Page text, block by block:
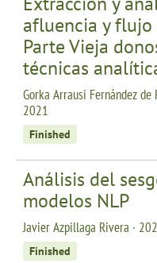
afluencia y flujo
Parte Vieja
técnicas
Gorka Arrausi Fernández de
2021
Finished
Análisis del
modelos NLP
Javier Azpillaga Rivera ·
Finished